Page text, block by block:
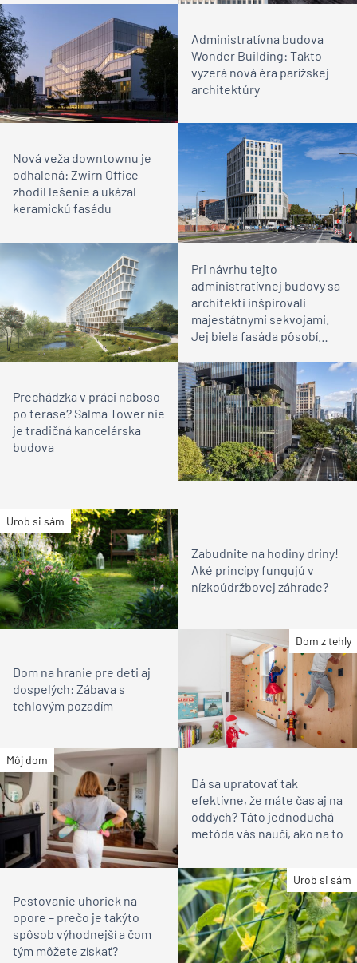
Administratívna budova
Wonder Building: Takto
vyzerá nová éra parížskej
architektúry
Nová veža downtownu je
odhalená: Zwirn Office
zhodil lešenie a ukázal
keramickú fasádu
Pri návrhu tejto
administratívnej budovy sa
architekti inšpirovali
majestátnymi sekvojami.
Jej biela fasáda pôsobí
Prechádzka v práci naboso
po terase? Salma Tower nie
je tradičná kancelárska
budova
Urob si sám
Zabudnite na hodiny driny!
Aké princípy fungujú v
nízkoúdržbovej záhrade?
Dom z tehly
Dom na hranie pre deti aj
dospelých: Zábava s
tehlovým pozadím
Môj dom
Dá sa upratovať tak
efektívne, že máte čas aj na
oddych? Táto jednoduchá
metóda vás naučí, ako na to
Urob si sám
Pestovanie uhoriek na
opore – prečo je takýto
spôsob výhodnejší a čom
tým môžete získať?